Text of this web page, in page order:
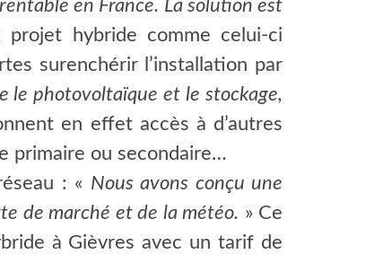
en France. La solution est
projet hybride comme celui-ci
surenchérir l’installation par
le photovoltaïque et le stockage,
en effet accès à d’autres
primaire ou secondaire…
: « Nous avons conçu une
de marché et de la météo. » Ce
à Gièvres avec un tarif de